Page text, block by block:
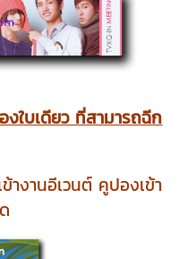
ใบเดียว ที่สามารถฉีก
งานอีเวนต์ คูปองเข้า